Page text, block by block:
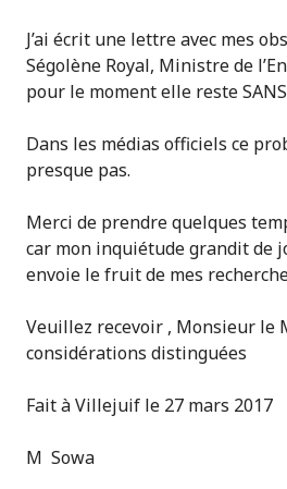
J’ai écrit une lettre avec mes
Ségolène Royal, Ministre de
pour le moment elle reste SANS
Dans les médias officiels ce
presque pas.
Merci de prendre quelques
car mon inquiétude grandit de
envoie le fruit de mes
Veuillez recevoir , Monsieur le
considérations distinguées
Fait à Villejuif le 27 mars 2017
M Sowa